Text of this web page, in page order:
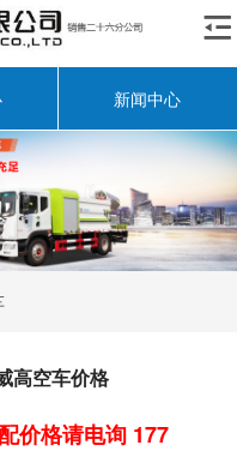

新闻中心
高空车价格
价格请电询 177